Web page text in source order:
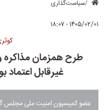
سیاست‌گذاری
۱۴۰۵/۰۲/۰۱ - ۱۸:۰۷
طرح همزمان مذاکره
غیرقابل
عضو کمیسیون امنیت ملی مجلس